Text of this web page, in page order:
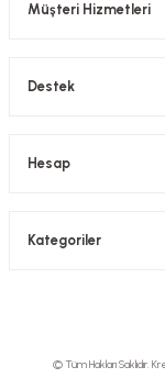
Müşteri Hizmetleri
Destek
Hesap
Kategoriler
© Tüm Hakları Saklıdır.